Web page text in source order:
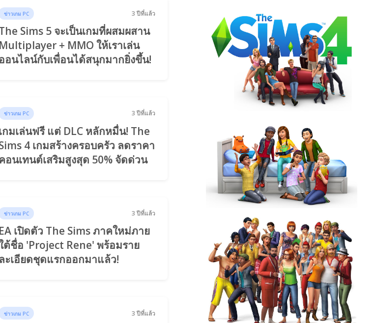
ข่าวเกม PC 3 ปีที่แล้ว
Sims 5 จะเป็นเกมที่ผสมผสาน
Multiplayer + MMO ให้เราเล่น
อนไลน์กับเพื่อนได้สนุกมากยิ่งขึ้น!
ข่าวเกม PC 3 ปีที่แล้ว
กมเล่นฟรี แต่ DLC หลักหมื่น! The
4 เกมสร้างครอบครัว ลดราคา
อนเทนต์เสริมสูงสุด 50% จัดด่วน
ข่าวเกม PC 3 ปีที่แล้ว
EA เปิดตัว The Sims ภาคใหม่ภาย
ต้ชื่อ 'Project Rene' พร้อมราย
ะเอียดชุดแรกออกมาแล้ว!
ข่าวเกม PC 3 ปีที่แล้ว